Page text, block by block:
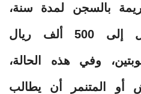
بالسجن لمدة سنة،
أو بغرامة مالية تصل إلى 500 ألف ريال
وفي هذه الحالة،
المتنمر أن يطالب